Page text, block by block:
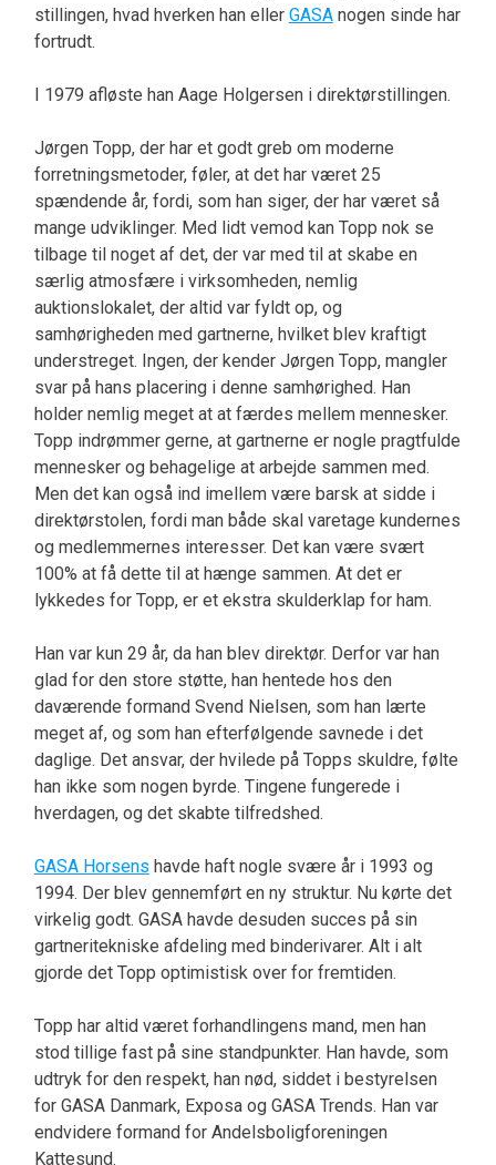
stillingen, hvad hverken han eller GASAnogen sinde har
fortrudt.
I 1979 afløste han Aage Holgersen i direktørstillingen.
Jørgen Topp, der har et godt greb om moderne
forretningsmetoder, føler, at det har været 25
spændende år, fordi, som han siger, der har været så
mange udviklinger. Med lidt vemod kan Topp nok se
tilbage til noget af det, der var med til at skabe en
særlig atmosfære i virksomheden, nemlig
auktionslokalet, der altid var fyldt op, og
samhørigheden med gartnerne, hvilket blev kraftigt
understreget. Ingen, der kender Jørgen Topp, mangler
svar på hans placering i denne samhørighed. Han
holder nemlig meget at at færdes mellem mennesker.
Topp indrømmer gerne, at gartnerne er nogle pragtfulde
mennesker og behagelige at arbejde sammen med.
Men det kan også ind imellem være barsk at sidde i
direktørstolen, fordi man både skal varetage kundernes
og medlemmernes interesser. Det kan være svært
100% at få dette til at hænge sammen. At det er
lykkedes for Topp, er et ekstra skulderklap for ham.
Han var kun 29 år, da han blev direktør. Derfor var han
glad for den store støtte, han hentede hos den
daværende formand Svend Nielsen, som han lærte
meget af, og som han efterfølgende savnede i det
daglige. Det ansvar, der hvilede på Topps skuldre, følte
han ikke som nogen byrde. Tingene fungerede i
hverdagen, og det skabte tilfredshed.
GASA Horsens havde haft nogle svære år i 1993 og
1994. Der blev gennemført en ny struktur. Nu kørte det
virkelig godt. GASA havde desuden succes på sin
gartneritekniske afdeling med binderivarer. Alt i alt
gjorde det Topp optimistisk over for fremtiden.
Topp har altid været forhandlingens mand, men han
stod tillige fast på sine standpunkter. Han havde, som
udtryk for den respekt, han nød, siddet i bestyrelsen
for GASA Danmark, Exposa og GASA Trends. Han var
endvidere formand for Andelsboligforeningen
Kattesund.